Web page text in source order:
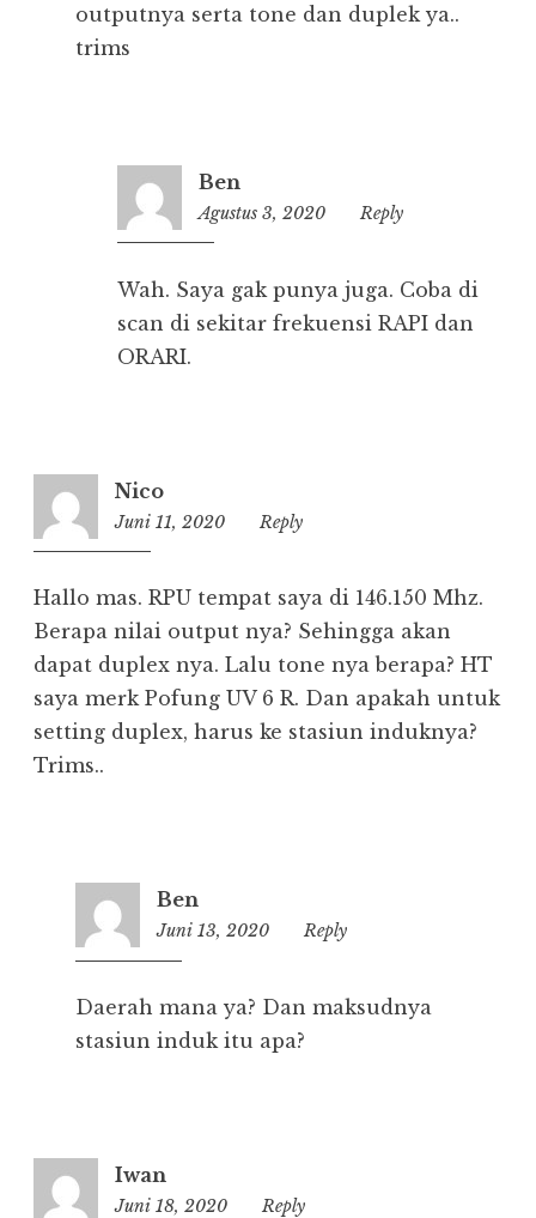
outputnya serta tone dan duplek ya..
trims
Ben
Agustus 3, 2020 10:17
Reply
Wah. Saya gak punya juga. Coba di
scan di sekitar frekuensi RAPI dan
ORARI.
Nico
Juni 11, 2020 03:42
Reply
Hallo mas. RPU tempat saya di 146.150 Mhz.
Berapa nilai output nya? Sehingga akan
dapat duplex nya. Lalu tone nya berapa? HT
saya merk Pofung UV 6 R. Dan apakah untuk
setting duplex, harus ke stasiun induknya?
Trims..
Ben
Juni 13, 2020 09:35
Reply
Daerah mana ya? Dan maksudnya
stasiun induk itu apa?
Iwan
Juni 18, 2020 20:22
Reply